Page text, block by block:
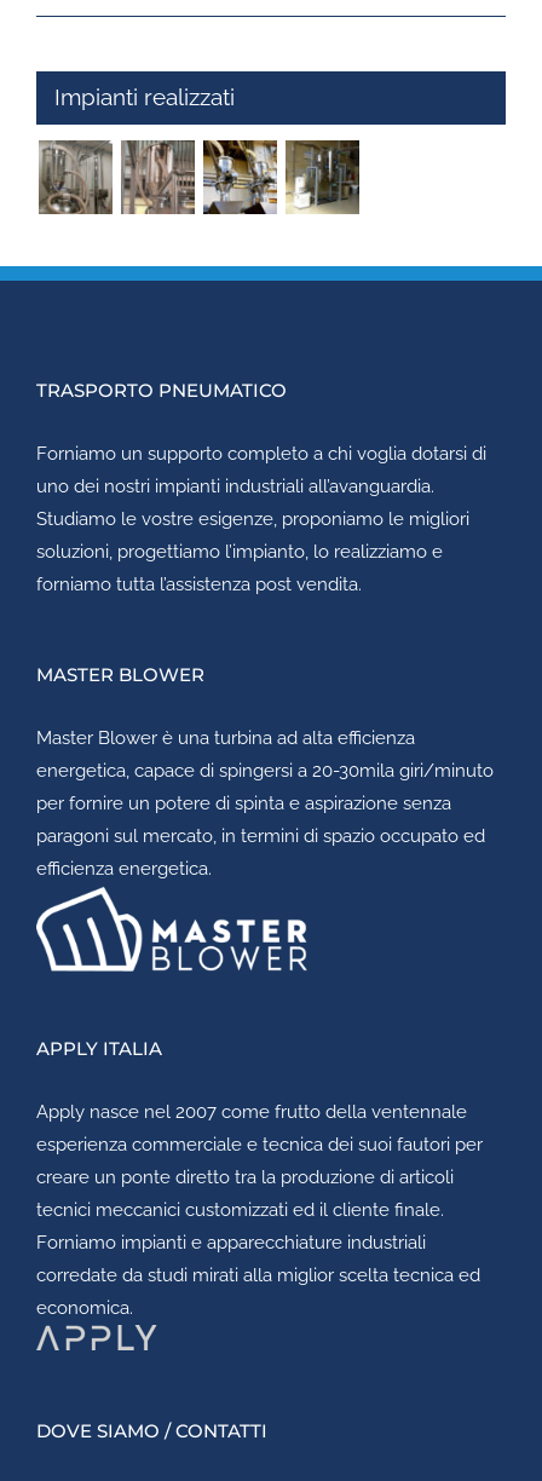
Impianti realizzati
TRASPORTO PNEUMATICO
Forniamo un supporto completo a chi voglia dotarsi di
uno dei nostri impianti industriali all’avanguardia.
Studiamo le vostre esigenze, proponiamo le migliori
soluzioni, progettiamo l’impianto, lo realizziamo e
forniamo tutta l’assistenza post vendita.
MASTER BLOWER
Master Blower è una turbina ad alta efficienza
energetica, capace di spingersi a 20-30mila giri/minuto
per fornire un potere di spinta e aspirazione senza
paragoni sul mercato, in termini di spazio occupato ed
efficienza energetica.
APPLY ITALIA
Apply nasce nel 2007 come frutto della ventennale
esperienza commerciale e tecnica dei suoi fautori per
creare un ponte diretto tra la produzione di articoli
tecnici meccanici customizzati ed il cliente finale.
Forniamo impianti e apparecchiature industriali
corredate da studi mirati alla miglior scelta tecnica ed
economica.
DOVE SIAMO / CONTATTI